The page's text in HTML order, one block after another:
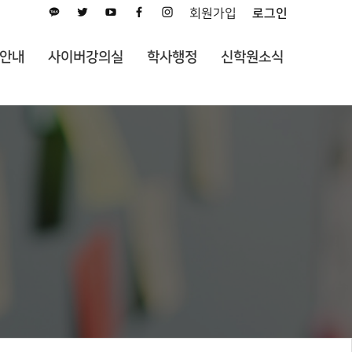
회원가입 로그인
내 사이버강의실 학사행정 신학원소식